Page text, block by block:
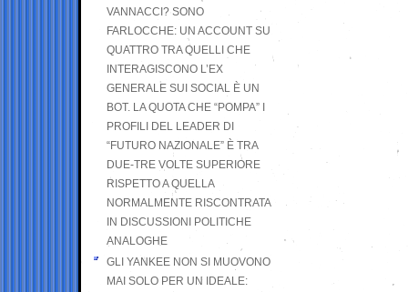
VANNACCI? SONO
FARLOCCHE: UN ACCOUNT SU
QUATTRO TRA QUELLI CHE
INTERAGISCONO L’EX
GENERALE SUI SOCIAL È UN
BOT. LA QUOTA CHE “POMPA” I
PROFILI DEL LEADER DI
“FUTURO NAZIONALE” È TRA
DUE-TRE VOLTE SUPERIORE
RISPETTO A QUELLA
NORMALMENTE RISCONTRATA
IN DISCUSSIONI POLITICHE
ANALOGHE
GLI YANKEE NON SI MUOVONO
MAI SOLO PER UN IDEALE: